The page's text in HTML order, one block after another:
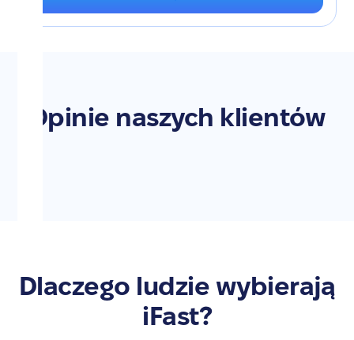
Opinie naszych klientów
Dlaczego ludzie wybierają
iFast?